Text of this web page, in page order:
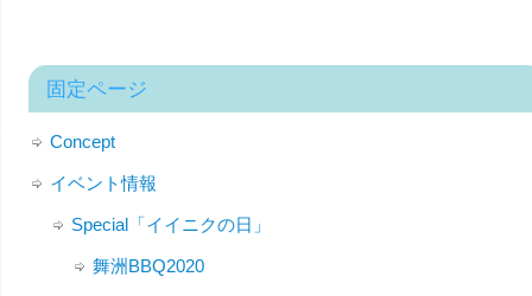
固定ページ
Concept
イベント情報
Special「イイニクの日」
舞洲BBQ2020